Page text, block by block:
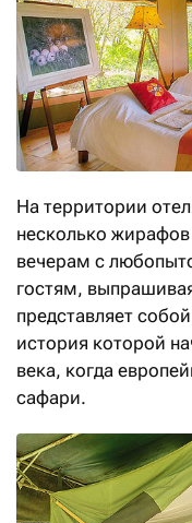
На территории
несколько
вечерам с
гостям,
представляет
история которой
века, когда
сафари.